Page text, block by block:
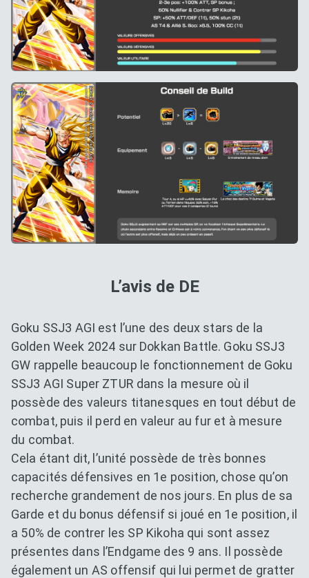
L’avis de DE
Goku SSJ3 AGI est l’une des deux stars de la
Golden Week 2024 sur Dokkan Battle. Goku SSJ3
GW rappelle beaucoup le fonctionnement de Goku
SSJ3 AGI Super ZTUR dans la mesure où il
possède des valeurs titanesques en tout début de
combat, puis il perd en valeur au fur et à mesure
du combat.
Cela étant dit, l’unité possède de très bonnes
capacités défensives en 1e position, chose qu’on
recherche grandement de nos jours. En plus de sa
Garde et du bonus défensif si joué en 1e position, il
a 50% de contrer les SP Kikoha qui sont assez
présentes dans l’Endgame des 9 ans. Il possède
également un AS offensif qui lui permet de gratter